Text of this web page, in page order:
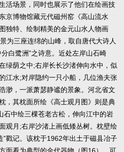
活场景，同时也展示了他们在绘画技
京博物馆藏元代磁州窑《高山流水
独特、绘制精美的金元山水人物画
为三座连绵的山峰，取自唐代大诗人
白鹭洲”之诗意。近处左岸山石崎
绿荫之中;右岸长长沙渚伸向水中，似
江水;对岸隐约一只小船，几位渔夫张
渺，一派萧瑟静谧的景象。河北省文
，其枕面所绘《高士观月图》则是典
石中绘三棵苍老古松，伸向江中的岩
观月;右岸沙渚上画低矮丛树。枕壁绘
”戳记。该枕于1962年出土于磁县冶子